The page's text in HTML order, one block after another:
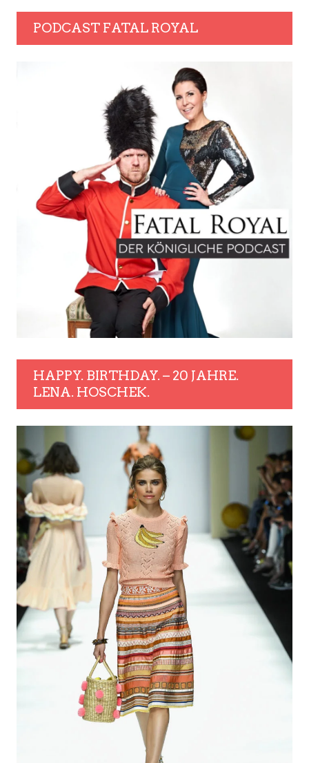
PODCAST FATAL ROYAL
HAPPY. BIRTHDAY. – 20 JAHRE.
LENA. HOSCHEK.